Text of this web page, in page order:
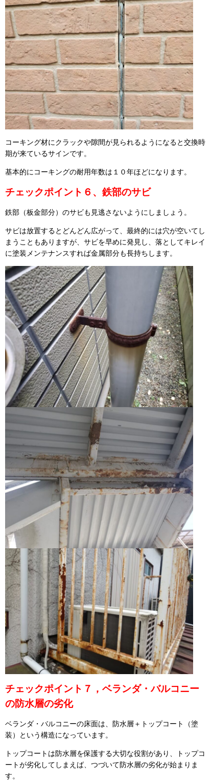
コーキング材にクラックや隙間が見られるようになると交換時
期が来ているサインです。
基本的にコーキングの耐用年数は１０年ほどになります。
チェックポイント６、鉄部のサビ
鉄部（板金部分）のサビも見逃さないようにしましょう。
サビは放置するとどんどん広がって、最終的には穴が空いてし
まうこともありますが、サビを早めに発見し、落としてキレイ
に塗装メンテナンスすれば金属部分も長持ちします。
チェックポイント７，ベランダ・バルコニー
の防水層の劣化
ベランダ・バルコニーの床面は、防水層＋トップコート（塗
装）という構造になっています。
トップコートは防水層を保護する大切な役割があり、トップコ
ートが劣化してしまえば、つづいて防水層の劣化が始まりま
す。